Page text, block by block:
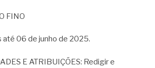
FINO
até 06 de junho de 2025.
E ATRIBUIÇÕES: Redigir e